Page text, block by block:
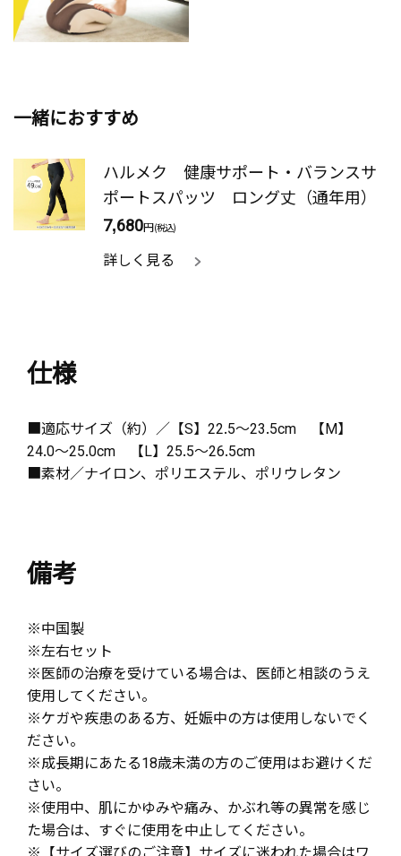
一緒におすすめ
ハルメク 健康サポート・バランスサ
ポートスパッツ ロング丈（通年用）
7,680円(税込)
詳しく見る
仕様
■適応サイズ（約）／【S】22.5～23.5cm 【M】
24.0～25.0cm 【L】25.5～26.5cm
■素材／ナイロン、ポリエステル、ポリウレタン
備考
※中国製
※左右セット
※医師の治療を受けている場合は、医師と相談のうえ
使用してください。
※ケガや疾患のある方、妊娠中の方は使用しないでく
ださい。
※成長期にあたる18歳未満の方のご使用はお避けくだ
さい。
※使用中、肌にかゆみや痛み、かぶれ等の異常を感じ
た場合は、すぐに使用を中止してください。
※【サイズ選びのご注意】サイズに迷われた場合はワ